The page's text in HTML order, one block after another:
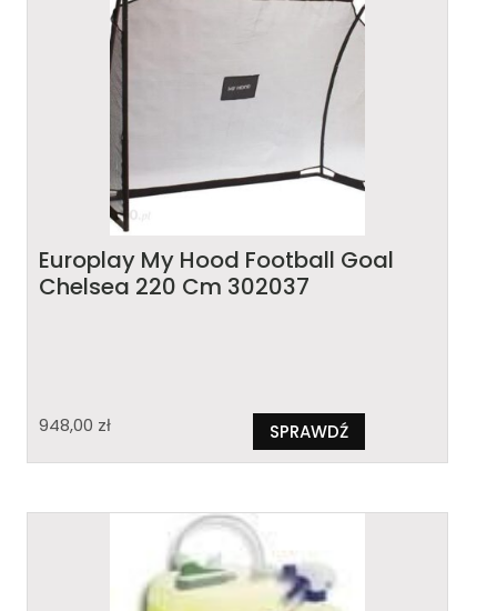
Europlay My Hood Football Goal
Chelsea 220 Cm 302037
948,00 zł SPRAWDŹ